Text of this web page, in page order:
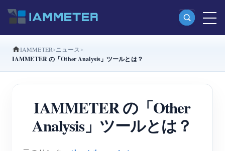
製品
三相Wi-Fiエネルギーメーター（WEM3080T）
三相Wi-Fiエネルギーメーター（WEM3046T）
IAMMETER ニュース
IAMMETER の「Other Analysis」ツールとは？
IAMMETER の「Other
Analysis」ツールとは？